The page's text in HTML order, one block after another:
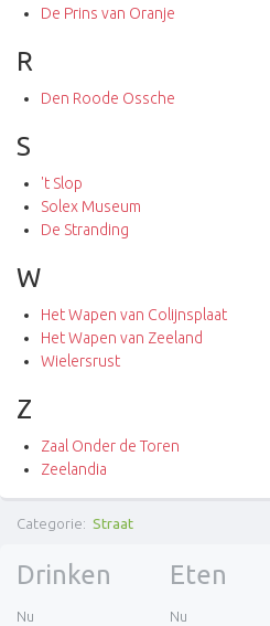
De Prins van Oranje
R
Den Roode Ossche
S
't Slop
Solex Museum
De Stranding
W
Het Wapen van Colijnsplaat
Het Wapen van Zeeland
Wielersrust
Z
Zaal Onder de Toren
Zeelandia
Categorie: Straat
Drinken
Nu
Eten
Nu